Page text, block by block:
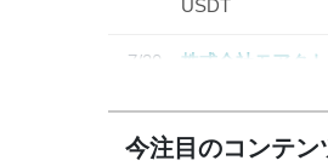
USDT
7/30
株式会社モアクト
「 JPYC」を追加
今注目のコンテン